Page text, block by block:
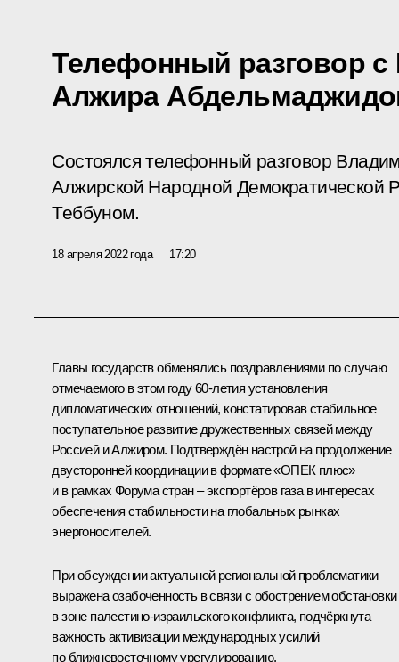
Телефонный разговор с
Алжира
Состоялся телефонный разговор
Алжирской Народной Демократической
Теббуном.
18 апреля 2022 года 17:20
Главы государств обменялись поздравлениями по случаю
отмечаемого в этом году 60-летия установления
дипломатических отношений, констатировав стабильное
поступательное развитие дружественных связей между
Россией и Алжиром. Подтверждён настрой на продолжение
двусторонней координации в формате «ОПЕК плюс»
и в рамках Форума стран – экспортёров газа в интересах
обеспечения стабильности на глобальных рынках
энергоносителей.
При обсуждении актуальной региональной проблематики
выражена озабоченность в связи с обострением обстановки
в зоне палестино-израильского конфликта, подчёркнута
важность активизации международных усилий
по ближневосточному урегулированию.